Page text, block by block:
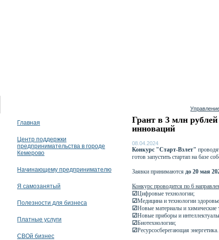
Главная
Центр поддержки
предпринимательства в городе
Кемерово
Начинающему предпринимателю
Я самозанятый
Полезности для бизнеса
Платные услуги
СВОй бизнес
Грант в 3 млн
инноваций
08.04.2024
Конкурс "Старт-Взлет"
готов запустить стартап на базе
Заявки принимаются до 20 мая
Конкурс проводится по 6
☑Цифровые технологии;
☑Медицина и технологии
☑Новые материалы и химические
☑Новые приборы и
☑Биотехнологии;
☑Ресурсосберегающая энергетика.